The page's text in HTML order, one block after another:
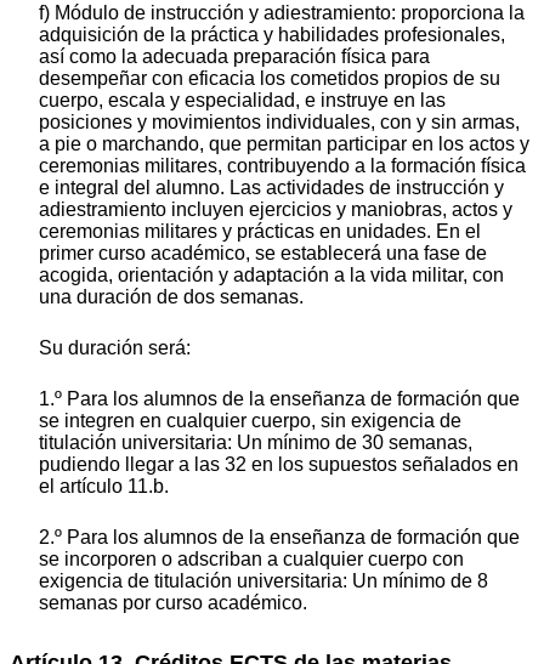
f) Módulo de instrucción y adiestramiento: proporciona la
adquisición de la práctica y habilidades profesionales,
así como la adecuada preparación física para
desempeñar con eficacia los cometidos propios de su
cuerpo, escala y especialidad, e instruye en las
posiciones y movimientos individuales, con y sin armas,
a pie o marchando, que permitan participar en los actos y
ceremonias militares, contribuyendo a la formación física
e integral del alumno. Las actividades de instrucción y
adiestramiento incluyen ejercicios y maniobras, actos y
ceremonias militares y prácticas en unidades. En el
primer curso académico, se establecerá una fase de
acogida, orientación y adaptación a la vida militar, con
una duración de dos semanas.
Su duración será:
1.º Para los alumnos de la enseñanza de formación que
se integren en cualquier cuerpo, sin exigencia de
titulación universitaria: Un mínimo de 30 semanas,
pudiendo llegar a las 32 en los supuestos señalados en
el artículo 11.b.
2.º Para los alumnos de la enseñanza de formación que
se incorporen o adscriban a cualquier cuerpo con
exigencia de titulación universitaria: Un mínimo de 8
semanas por curso académico.